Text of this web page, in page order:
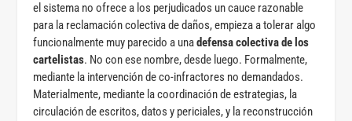
el sistema no ofrece a los perjudicados un cauce razonable
para la reclamación colectiva de daños, empieza a tolerar algo
funcionalmente muy parecido a unadefensa colectiva de los
cartelistas. No con ese nombre, desde luego. Formalmente,
mediante la intervención de co-infractores no demandados.
Materialmente, mediante la coordinación de estrategias, la
circulación de escritos, datos y periciales, y la reconstrucción